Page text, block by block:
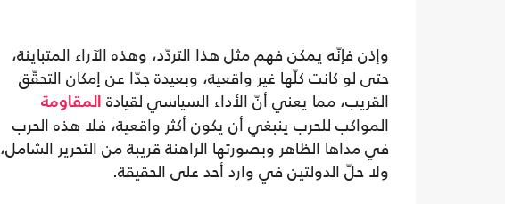
وإذن فإنّه يمكن فهم مثل هذا التردّد، وهذه الآراء المتباينة،
حتى لو كانت كلّها غير واقعية، وبعيدة جدّا عن إمكان التحقّق
القريب، مما يعني أنّ الأداء السياسي لقيادة
المقاومة
المواكب للحرب ينبغي أن يكون أكثر واقعية، فلا هذه الحرب
في مداها الظاهر وبصورتها الراهنة قريبة من التحرير الشامل،
ولا حلّ الدولتين في وارد أحد على الحقيقة.